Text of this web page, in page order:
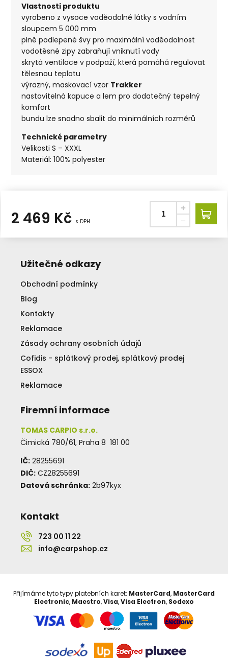
Vlastnosti produktu
vyrobeno z vysoce voděodolné látky s vodním
sloupcem 5 000 mm
plně podlepené švy pro maximální voděodolnost
vodotěsné zipy zabraňují vniknutí vody
skrytá ventilace v podpaží, která pomáhá regulovat
tělesnou teplotu
výrazný, maskovací vzor Trakker
nastavitelná kapuce a lem pro dodatečný tepelný
komfort
bundu lze snadno sbalit do minimálních rozměrů
Technické parametry
Velikosti S – XXXL
Materiál: 100% polyester
2 469 Kč s DPH
Užitečné odkazy
Obchodní podmínky
Blog
Kontakty
Reklamace
Zásady ochrany osobních údajů
Cofidis - splátkový prodej, splátkový prodej
ESSOX
Reklamace
Firemní informace
TOMAS CARPIO s.r.o.
Čimická 780/61, Praha 8 181 00
IČ: 28255691
DIČ: CZ28255691
Datová schránka: 2b97kyx
Kontakt
723 00 11 22
info@carpshop.cz
Přijímáme tyto typy platebních karet: MasterCard, MasterCard
Electronic, Maestro,Visa,Visa Electron, Sodexo